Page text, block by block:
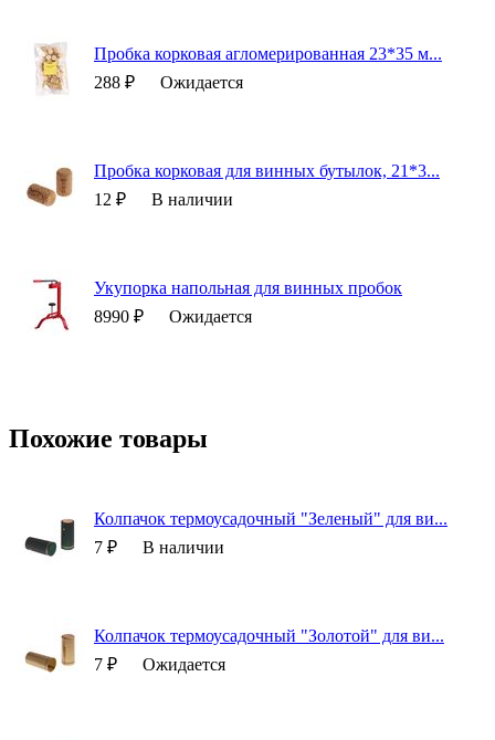
Пробка корковая агломерированная 23*35 м...
288 ₽
Ожидается
Пробка корковая для винных бутылок, 21*3...
12 ₽
В наличии
Укупорка напольная для винных пробок
8990 ₽
Ожидается
Похожие товары
Колпачок термоусадочный "Зеленый" для ви...
7 ₽
В наличии
Колпачок термоусадочный "Золотой" для ви...
7 ₽
Ожидается